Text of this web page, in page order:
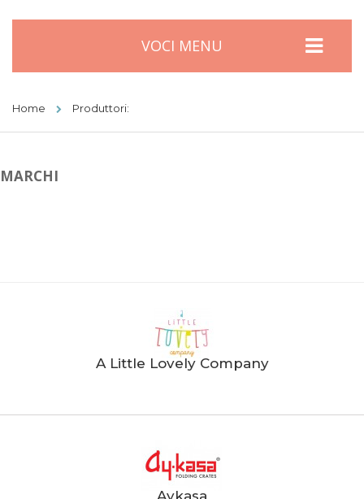
VOCI MENU
Home Produttori:
MARCHI
A Little Lovely Company
Aykasa